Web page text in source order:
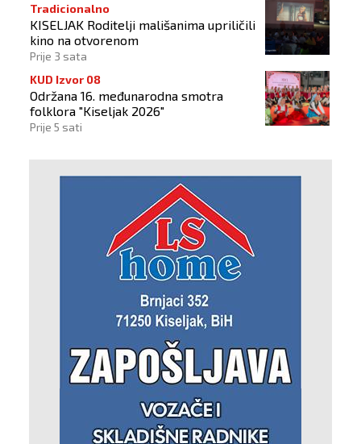
Tradicionalno
KISELJAK Roditelji mališanima upriličili
kino na otvorenom
Prije 3 sata
KUD Izvor 08
Održana 16. međunarodna smotra
folklora "Kiseljak 2026"
Prije 5 sati